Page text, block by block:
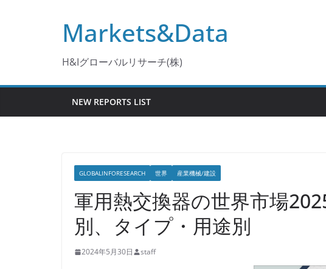
Markets&Data
H&Iグローバルリサーチ(株)
NEW REPORTS LIST
GLOBALINFORESEARCH 世界 産業機械/建設
軍用熱交換器の世界市場
別、タイプ・用途別
2024年5月30日 staff